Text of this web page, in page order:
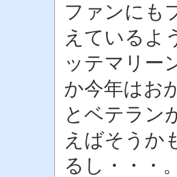
ファンにも
えているよ
ッテマリー
か今年はお
とベテラン
えばそうか
るし・・・